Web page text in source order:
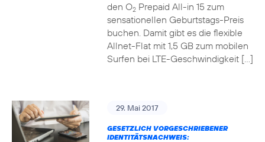
den O2Prepaid All-in 15 zum
sensationellen Geburtstags-Preis
buchen. Damit gibt es die flexible
Allnet-Flat mit 1,5 GB zum mobilen
Surfen bei LTE-Geschwindigkeit […]
29. Mai 2017
GESETZLICH VORGESCHRIEBENER
IDENTITÄTSNACHWEIS: